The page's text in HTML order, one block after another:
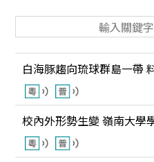
白海豚趨向琉球群島一帶
校內外形勢生變 嶺南大學